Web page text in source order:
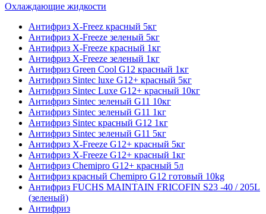
Охлаждающие жидкости
Антифриз X-Freez красный 5кг
Антифриз X-Freeze зеленый 5кг
Антифриз X-Freeze красный 1кг
Антифриз X-Freeze зеленый 1кг
Антифриз Green Cool G12 красный 1кг
Антифриз Sintec luxe G12+ красный 5кг
Антифриз Sintec Luxe G12+ красный 10кг
Антифриз Sintec зеленый G11 10кг
Антифриз Sintec зеленый G11 1кг
Антифриз Sintec красный G12 1кг
Антифриз Sintec зеленый G11 5кг
Антифриз X-Freeze G12+ красный 5кг
Антифриз X-Freeze G12+ красный 1кг
Антифриз Chemipro G12+ красный 5л
Антифриз красный Chemipro G12 готовый 10kg
Антифриз FUCHS MAINTAIN FRICOFIN S23 -40 / 205L
(зеленый)
Антифриз